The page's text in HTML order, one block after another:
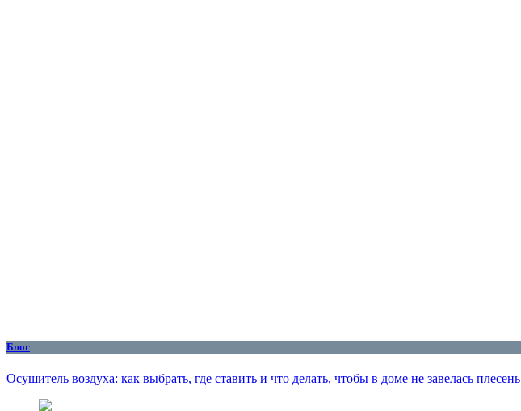
Блог
Осушитель воздуха: как выбрать, где ставить и что делать, чтобы в доме не завелась плесень